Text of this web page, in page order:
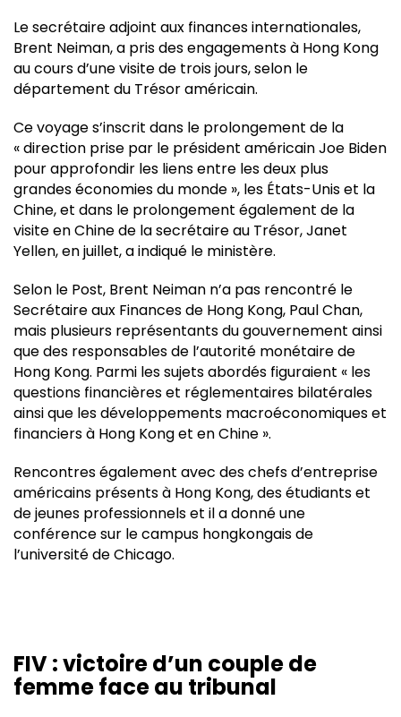
Le secrétaire adjoint aux finances internationales,
Brent Neiman, a pris des engagements à Hong Kong
au cours d’une visite de trois jours, selon le
département du Trésor américain.
Ce voyage s’inscrit dans le prolongement de la
« direction prise par le président américain Joe Biden
pour approfondir les liens entre les deux plus
grandes économies du monde », les États-Unis et la
Chine, et dans le prolongement également de la
visite en Chine de la secrétaire au Trésor, Janet
Yellen, en juillet, a indiqué le ministère.
Selon le Post, Brent Neiman n’a pas rencontré le
Secrétaire aux Finances de Hong Kong, Paul Chan,
mais plusieurs représentants du gouvernement ainsi
que des responsables de l’autorité monétaire de
Hong Kong. Parmi les sujets abordés figuraient « les
questions financières et réglementaires bilatérales
ainsi que les développements macroéconomiques et
financiers à Hong Kong et en Chine ».
Rencontres également avec des chefs d’entreprise
américains présents à Hong Kong, des étudiants et
de jeunes professionnels et il a donné une
conférence sur le campus hongkongais de
l’université de Chicago.
FIV : victoire d’un couple de
femme face au tribunal